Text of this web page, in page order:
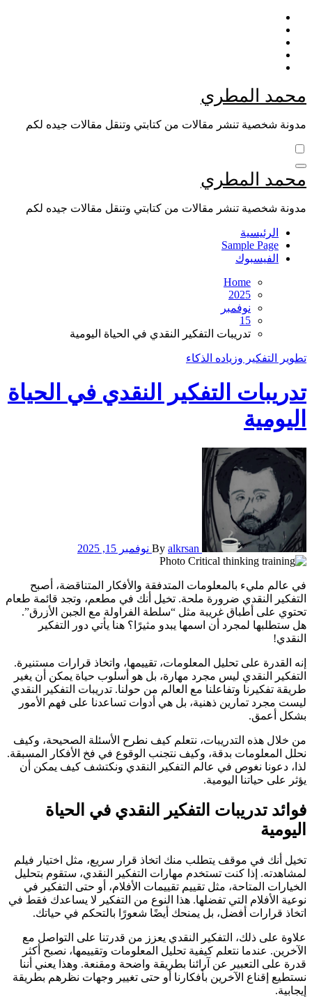
Skip
content
محمد المطري
مدونة شخصية تنشر مقالات من كتابتي وتنقل مقالات جيده لكم
محمد المطري
مدونة شخصية تنشر مقالات من كتابتي وتنقل مقالات جيده لكم
الرئيسية
Sample Page
الفيسبوك
Home
2025
نوفمبر
15
تدريبات التفكير النقدي في الحياة اليومية
تطوير التفكير وزياده الذكاء
تدريبات التفكير النقدي في الحياة
اليومية
By alkrsan نوفمبر 15, 2025
في عالم مليء بالمعلومات المتدفقة والأفكار المتناقضة، أصبح
التفكير النقدي ضرورة ملحة. تخيل أنك في مطعم، وتجد قائمة طعام
تحتوي على أطباق غريبة مثل “سلطة الفراولة مع الجبن الأزرق”.
هل ستطلبها لمجرد أن اسمها يبدو مثيرًا؟ هنا يأتي دور التفكير
النقدي!
إنه القدرة على تحليل المعلومات، تقييمها، واتخاذ قرارات مستنيرة.
التفكير النقدي ليس مجرد مهارة، بل هو أسلوب حياة يمكن أن يغير
طريقة تفكيرنا وتفاعلنا مع العالم من حولنا. تدريبات التفكير النقدي
ليست مجرد تمارين ذهنية، بل هي أدوات تساعدنا على فهم الأمور
بشكل أعمق.
من خلال هذه التدريبات، نتعلم كيف نطرح الأسئلة الصحيحة، وكيف
نحلل المعلومات بدقة، وكيف نتجنب الوقوع في فخ الأفكار المسبقة.
لذا، دعونا نغوص في عالم التفكير النقدي ونكتشف كيف يمكن أن
يؤثر على حياتنا اليومية.
فوائد تدريبات التفكير النقدي في الحياة
اليومية
تخيل أنك في موقف يتطلب منك اتخاذ قرار سريع، مثل اختيار فيلم
لمشاهدته. إذا كنت تستخدم مهارات التفكير النقدي، ستقوم بتحليل
الخيارات المتاحة، مثل تقييم تقييمات الأفلام، أو حتى التفكير في
نوعية الأفلام التي تفضلها. هذا النوع من التفكير لا يساعدك فقط في
اتخاذ قرارات أفضل، بل يمنحك أيضًا شعورًا بالتحكم في حياتك.
علاوة على ذلك، التفكير النقدي يعزز من قدرتنا على التواصل مع
الآخرين. عندما نتعلم كيفية تحليل المعلومات وتقييمها، نصبح أكثر
قدرة على التعبير عن آرائنا بطريقة واضحة ومقنعة. وهذا يعني أننا
نستطيع إقناع الآخرين بأفكارنا أو حتى تغيير وجهات نظرهم بطريقة
إيجابية.